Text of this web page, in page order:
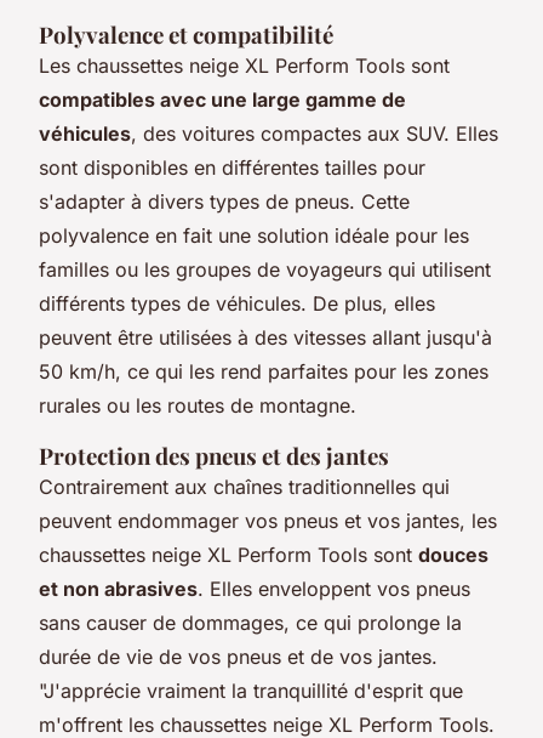
Polyvalence et compatibilité
Les chaussettes neige XL Perform Tools sont
compatibles avec une large gamme de
véhicules, des voitures compactes aux SUV. Elles
sont disponibles en différentes tailles pour
s'adapter à divers types de pneus. Cette
polyvalence en fait une solution idéale pour les
familles ou les groupes de voyageurs qui utilisent
différents types de véhicules. De plus, elles
peuvent être utilisées à des vitesses allant jusqu'à
50 km/h, ce qui les rend parfaites pour les zones
rurales ou les routes de montagne.
Protection des pneus et des jantes
Contrairement aux chaînes traditionnelles qui
peuvent endommager vos pneus et vos jantes, les
chaussettes neige XL Perform Tools sont douces
et non abrasives. Elles enveloppent vos pneus
sans causer de dommages, ce qui prolonge la
durée de vie de vos pneus et de vos jantes.
"J'apprécie vraiment la tranquillité d'esprit que
m'offrent les chaussettes neige XL Perform Tools.